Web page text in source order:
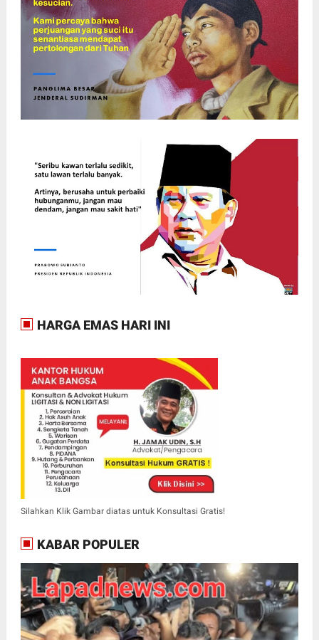
HARGA EMAS HARI INI
Silahkan Klik Gambar diatas untuk Konsultasi Gratis!
KABAR POPULER